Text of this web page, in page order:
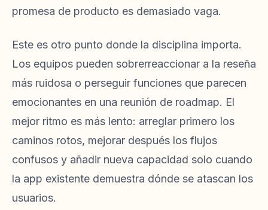
promesa de producto es demasiado vaga.
Este es otro punto donde la disciplina importa.
Los equipos pueden sobrerreaccionar a la reseña
más ruidosa o perseguir funciones que parecen
emocionantes en una reunión de roadmap. El
mejor ritmo es más lento: arreglar primero los
caminos rotos, mejorar después los flujos
confusos y añadir nueva capacidad solo cuando
la app existente demuestra dónde se atascan los
usuarios.